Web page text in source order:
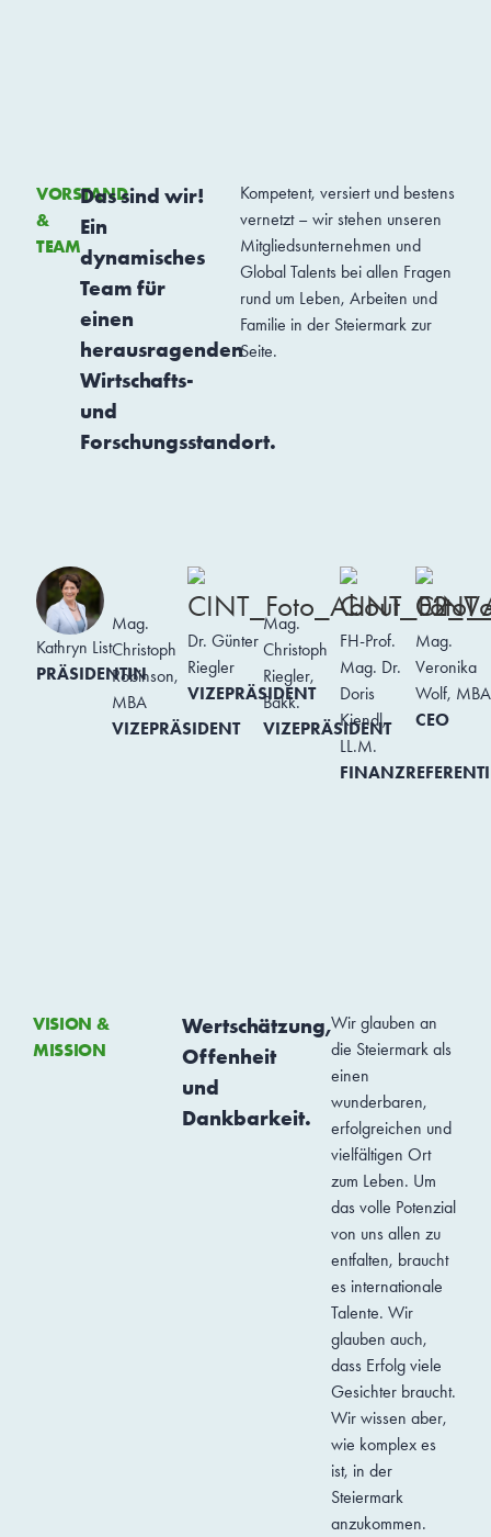
VORSTAND
&
TEAM
Das sind wir!
Ein
dynamisches
Team für
einen
herausragenden
Wirtschafts-
und
Forschungsstandort.
Kompetent, versiert und bestens
vernetzt – wir stehen unseren
Mitgliedsunternehmen und
Global Talents bei allen Fragen
rund um Leben, Arbeiten und
Familie in der Steiermark zur
Seite.
Kathryn List
PRÄSIDENTIN
Mag.
Christoph
Robinson,
MBA
VIZEPRÄSIDENT
Dr. Günter
Riegler
VIZEPRÄSIDENT
Mag.
Christoph
Riegler,
Bakk.
VIZEPRÄSIDENT
FH-Prof.
Mag. Dr.
Doris
Kiendl,
LL.M.
Mag.
Veronika
Wolf, MBA
CEO
VISION &
MISSION
Wertschätzung,
Offenheit
und
Dankbarkeit.
Wir glauben an
die Steiermark als
einen
wunderbaren,
erfolgreichen und
vielfältigen Ort
zum Leben. Um
das volle Potenzial
von uns allen zu
entfalten, braucht
es internationale
Talente. Wir
glauben auch,
dass Erfolg viele
Gesichter braucht.
Wir wissen aber,
wie komplex es
ist, in der
Steiermark
anzukommen.